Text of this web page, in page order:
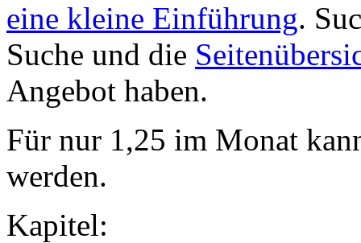
eine kleine Einführung.
Suche und die
Angebot haben.
Für nur 1,25 im Monat
werden.
Kapitel: